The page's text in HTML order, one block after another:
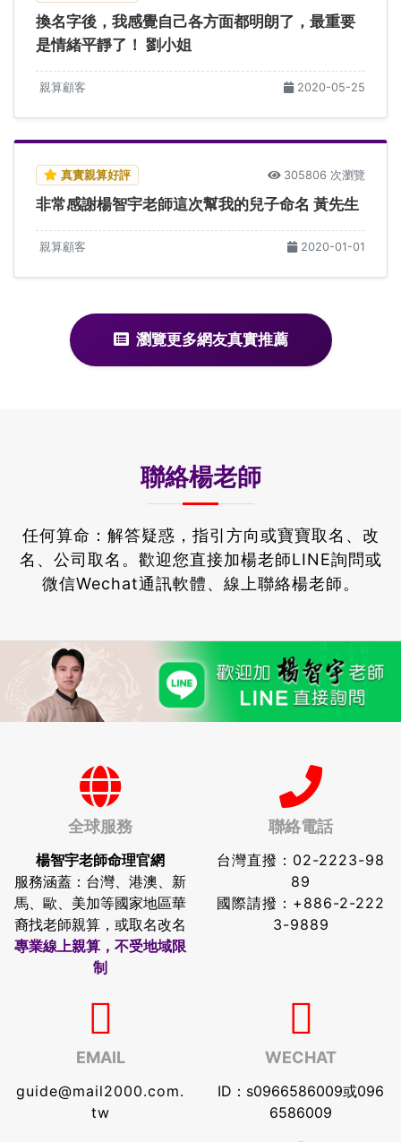
換名字後，我感覺自己各方面都明朗了，最重要
是情緒平靜了！ 劉小姐
親算顧客 2020-05-25
真實親算好評 305806 次瀏覽
非常感謝楊智宇老師這次幫我的兒子命名 黃先生
親算顧客 2020-01-01
瀏覽更多網友真實推薦
聯絡楊老師
任何算命：解答疑惑，指引方向或寶寶取名、改
名、公司取名。 歡迎您直接加楊老師LINE詢問或
微信Wechat通訊軟體、線上聯絡楊老師。
全球服務
楊智宇老師命理官網
服務涵蓋：台灣、港澳、新
馬、歐、美加等國家地區華
裔找老師親算，或取名改名
專業線上親算，不受地域限
制
聯絡電話
台灣直撥： 02-2223-98
89
國際請撥： +886-2-222
3-9889
EMAIL
guide@mail2000.com.
tw
WECHAT
ID：s0966586009或096
6586009